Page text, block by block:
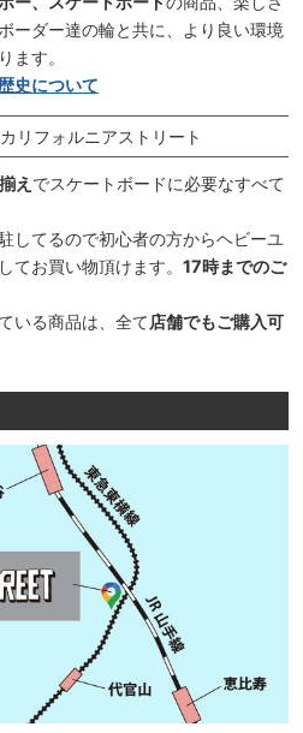
ーダー達の輪と共に、より良い環境
ます。
史について
リフォルニアストリート
え でスケートボードに必要なすべて
してるので初心者の方からヘビーユ
てお買い物頂けます。 17時までのご
いる商品は、全て店舗でもご購入可